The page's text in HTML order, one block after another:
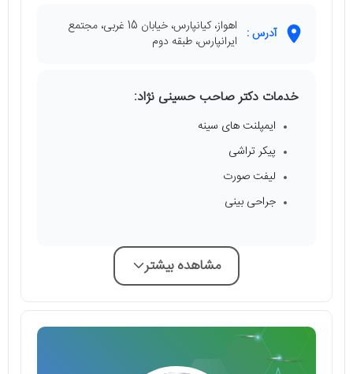
آدرس :
اهواز، کیانپارس، خیابان 15 غربی، مجتمع
ایرانپارس، طبقه دوم
خدمات دکتر صاحب حسینی نژاد:
ایمپلنت های سینه
پیکر تراشی
لیفت صورت
جراحی بینی
مشاهده بیشتر